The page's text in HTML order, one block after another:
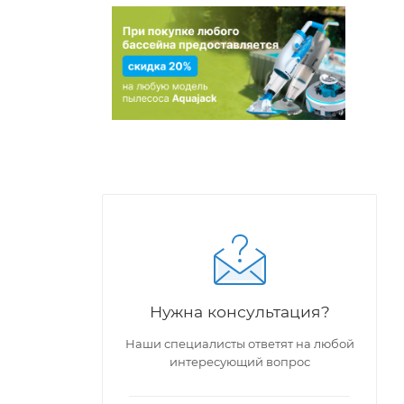
Нужна консультация?
Наши специалисты ответят на любой
интересующий вопрос